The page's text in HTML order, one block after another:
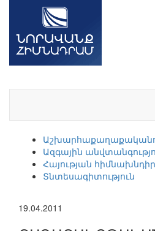
Ազգային
Հայության
Տնտեսագիտություն
19.04.2011